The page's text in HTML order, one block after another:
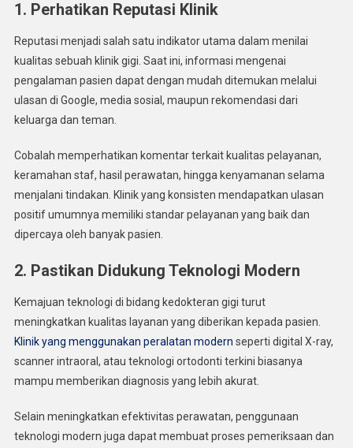
1. Perhatikan Reputasi Klinik
Reputasi menjadi salah satu indikator utama dalam menilai
kualitas sebuah klinik gigi. Saat ini, informasi mengenai
pengalaman pasien dapat dengan mudah ditemukan melalui
ulasan di Google, media sosial, maupun rekomendasi dari
keluarga dan teman.
Cobalah memperhatikan komentar terkait kualitas pelayanan,
keramahan staf, hasil perawatan, hingga kenyamanan selama
menjalani tindakan. Klinik yang konsisten mendapatkan ulasan
positif umumnya memiliki standar pelayanan yang baik dan
dipercaya oleh banyak pasien.
2. Pastikan Didukung Teknologi Modern
Kemajuan teknologi di bidang kedokteran gigi turut
meningkatkan kualitas layanan yang diberikan kepada pasien.
Klinik yang menggunakan peralatan modern seperti digital X-ray,
scanner intraoral, atau teknologi ortodonti terkini biasanya
mampu memberikan diagnosis yang lebih akurat.
Selain meningkatkan efektivitas perawatan, penggunaan
teknologi modern juga dapat membuat proses pemeriksaan dan